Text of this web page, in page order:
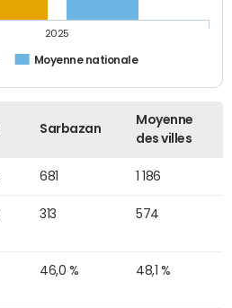
Moyenne nationale
2025
Sarbazan
Moyenne
des villes
681 1 186
313 574
46,0 % 48,1 %